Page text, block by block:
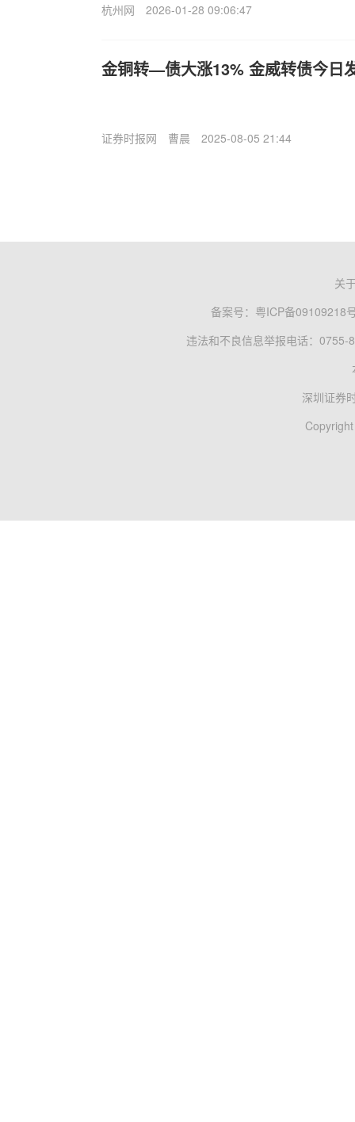
杭州网 2026-01-28 09:06:47
金铜转—债大涨13% 金威转债今日
证券时报网 曹晨 2025-08-05 21:44
关
备案号： 粤ICP备09109218
违法和不良信息举报电话：0755-
深圳证券